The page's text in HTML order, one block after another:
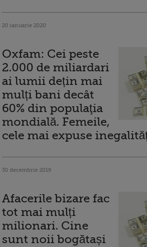
20 ianuarie 2020
Oxfam: Cei peste
2.000 de miliardari
ai lumii dețin mai
mulți bani decât
60% din populaţia
mondială. Femeile,
cele mai expuse
30 decembrie 2019
Afacerile bizare fac
tot mai mulți
milionari. Cine
sunt noii bogătași